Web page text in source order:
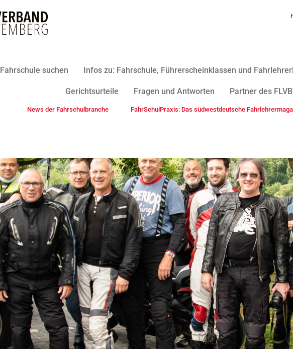
Fahrschule suchen Infos zu: Fahrschule, Führerscheinklassen und
Gerichtsurteile Fragen und Antworten Partner des
News der Fahrschulbranche FahrSchulPraxis: Das südwestdeutsche